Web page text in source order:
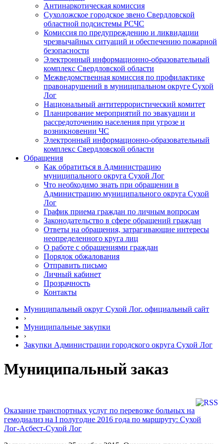
Антинаркотическая комиссия
Сухоложское городское звено Свердловской
областной подсистемы РСЧС
Комиссия по предупреждению и ликвидации
чрезвычайных ситуаций и обеспечению пожарной
безопасности
Электронный информационно-образовательный
комплекс Cвердловской области
Межведомственная комиссия по профилактике
правонарушений в муниципальном округе Сухой
Лог
Национальный антитеррористический комитет
Планирование мероприятий по эвакуации и
рассредоточению населения при угрозе и
возникновении ЧС
Электронный информационно-образовательный
комплекс Свердловской области
Обращения
Как обратиться в Администрацию
муниципального округа Сухой Лог
Что необходимо знать при обращении в
Администрацию муниципального округа Сухой
Лог
График приема граждан по личным вопросам
Законодательство в сфере обращений граждан
Ответы на обращения, затрагивающие интересы
неопределенного круга лиц
О работе с обращениями граждан
Порядок обжалования
Отправить письмо
Личный кабинет
Прозрачность
Контакты
Муниципальный округ Сухой Лог. официальный сайт
›
Муниципальные закупки
›
Закупки Администрации городского округа Сухой Лог
Муниципальный заказ
Оказание транспортных услуг по перевозке больных на
гемодиализ на I полугодие 2016 года по маршруту: Сухой
Лог-Асбест-Сухой Лог